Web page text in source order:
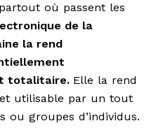
où passent les
de la
la rend
totalitaire. Elle la rend
utilisable par un tout
ou groupes d’individus.